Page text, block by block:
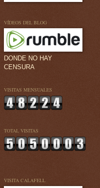
VÍDEOS DEL BLOG
DONDE NO HAY
CENSURA
VISITAS MENSUALES
TOTAL VISITAS
VISITA CALAFELL